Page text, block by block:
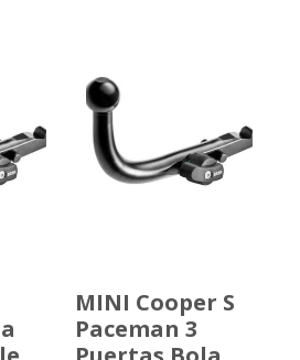
MINI Cooper S
Paceman 3